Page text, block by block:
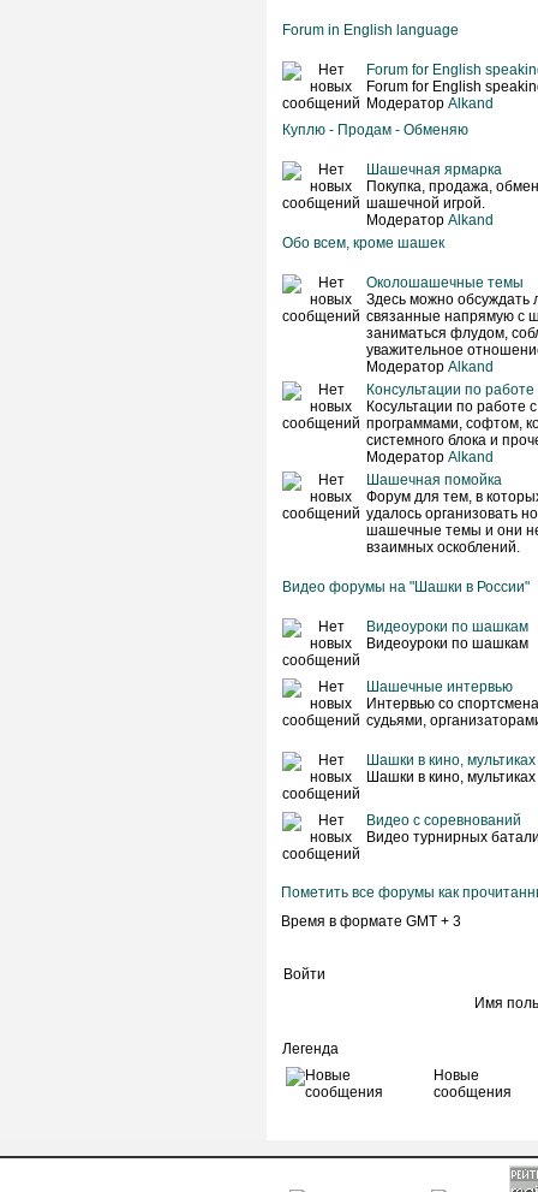
Forum in English language
Forum for English
Forum for English
Модератор Alkand
Куплю - Продам - Обменяю
Шашечная ярмарка
Покупка, продажа,
шашечной игрой.
Модератор Alkand
Обо всем, кроме шашек
Околошашечные темы
Здесь можно
связанные напрямую с
заниматься флудом,
уважительное
Модератор Alkand
Консультации по
Косультации по работе
программами, софтом,
системного блока и
Модератор Alkand
Шашечная помойка
Форум для тем, в
удалось организовать
шашечные темы и они
взаимных оскоблений.
Видео форумы на "Шашки в России"
Видеоуроки по шашкам
Видеоуроки по шашкам
Шашечные интервью
Интервью со
судьями,
Шашки в кино,
Шашки в кино,
Видео с соревнований
Видео турнирных
Пометить все форумы как
Время в формате GMT + 3
Войти
Имя
Легенда
Новые
сообщения